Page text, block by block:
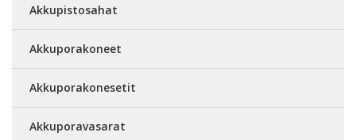
Akkupistosahat
Akkuporakoneet
Akkuporakonesetit
Akkuporavasarat